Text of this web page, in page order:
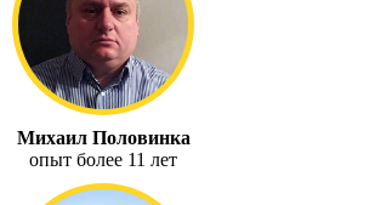
Михаил Половинка
опыт более 11 лет